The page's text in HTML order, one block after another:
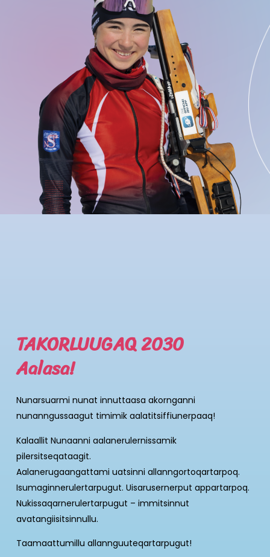
TAKORLUUGAQ 2030
Aalasa!
Nunarsuarmi nunat innuttaasa akornganni
nunanngussaagut timimik aalatitsiffiunerpaaq!
Kalaallit Nunaanni aalanerulernissamik
pilersitseqataagit.
Aalanerugaangattami uatsinni allanngortoqartarpoq.
Isumaginnerulertarpugut. Uisarusernerput appartarpoq.
Nukissaqarnerulertarpugut – immitsinnut
avatangiisitsinnullu.
Taamaattumillu allannguuteqartarpugut!